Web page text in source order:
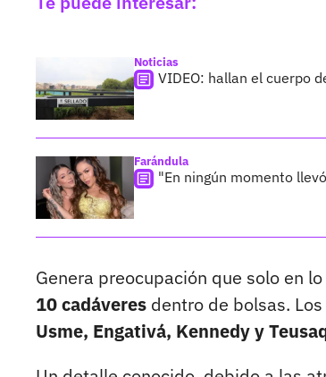
Noticias
VIDEO: hallan el cuerpo
Farándula
"En ningún momento
Genera preocupación que solo en lo
10 cadáveres dentro de bolsas.
Usme, Engativá, Kennedy y